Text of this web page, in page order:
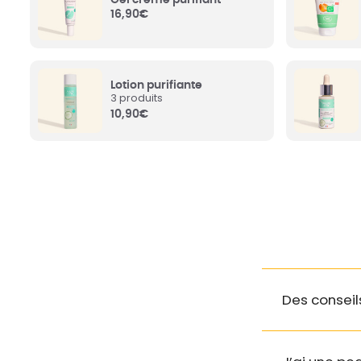
Cucumis Sativus (Cucumber)
Fruit Extract
concombre BIO, anti-
hydratantes.
Sodium Gluconate Sodium
naturelle,
non-
16,90€
Lotion purifiante
3 produits
10,90€
Des